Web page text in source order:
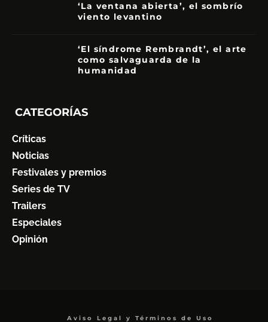
‘La ventana abierta’, el sombrío
viento levantino
‘El síndrome Rembrandt’, el arte
como salvaguarda de la
humanidad
CATEGORÍAS
Críticas
Noticias
Festivales y premios
Series de TV
Trailers
Especiales
Opinión
Aviso Legal y Términos de Uso